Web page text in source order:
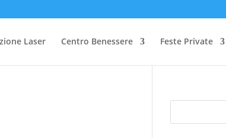
Laser Centro Benessere Feste Private